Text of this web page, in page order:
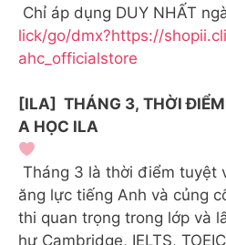
Chỉ áp dụng DUY NHẤT
lick/go/dmx?https://
ahc_officialstore
[ILA] THÁNG 3, THỜI
A HỌC ILA
Tháng 3 là thời điểm tuyệt
ăng lực tiếng Anh và củng
thi quan trọng trong lớp và
hư Cambridge, IELTS,